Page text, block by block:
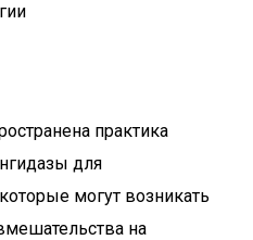
практика
для
могут возникать
на